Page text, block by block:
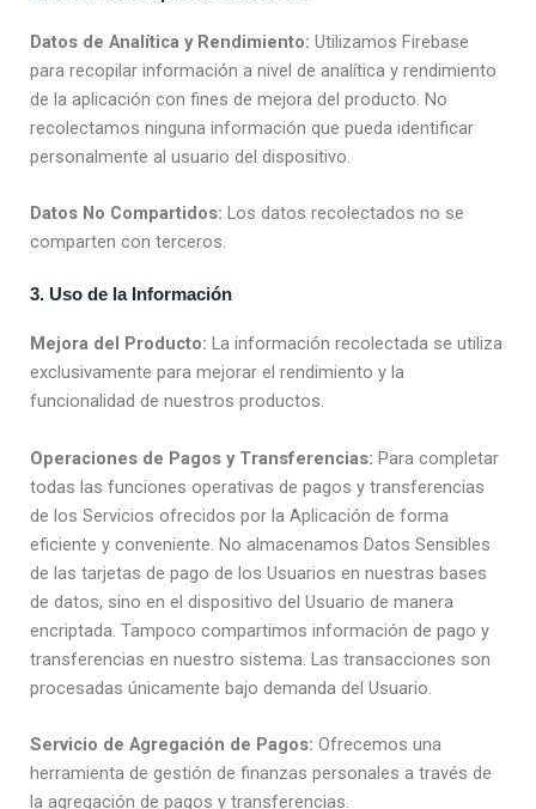
Datos de Analítica y Rendimiento: Utilizamos Firebase
para recopilar información a nivel de analítica y rendimiento
de la aplicación con fines de mejora del producto. No
recolectamos ninguna información que pueda identificar
personalmente al usuario del dispositivo.
Datos No Compartidos: Los datos recolectados no se
comparten con terceros.
3. Uso de la Información
Mejora del Producto: La información recolectada se utiliza
exclusivamente para mejorar el rendimiento y la
funcionalidad de nuestros productos.
Operaciones de Pagos y Transferencias: Para completar
todas las funciones operativas de pagos y transferencias
de los Servicios ofrecidos por la Aplicación de forma
eficiente y conveniente. No almacenamos Datos Sensibles
de las tarjetas de pago de los Usuarios en nuestras bases
de datos, sino en el dispositivo del Usuario de manera
encriptada. Tampoco compartimos información de pago y
transferencias en nuestro sistema. Las transacciones son
procesadas únicamente bajo demanda del Usuario.
Servicio de Agregación de Pagos: Ofrecemos una
herramienta de gestión de finanzas personales a través de
la agregación de pagos y transferencias.